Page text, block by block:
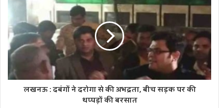
लखनऊ : दबंगों ने दरोगा से की अभद्रता, बीच सड़क पर की
थप्पड़ों की बरसात